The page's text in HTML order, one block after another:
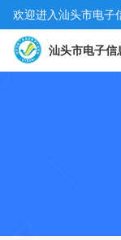
欢迎进入汕头市电子
汕头市电子信